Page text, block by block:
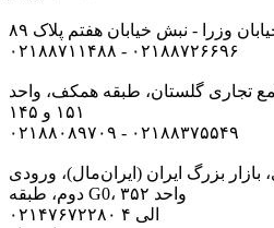
وزرا - نبش خیابان هفتم پلاک ۸۹
۰۲۱۸۸۷۱۱۴۸۸ - ۰۲۱۸۸۷۲۶۶۹۶
تجاری گلستان، طبقه همکف، واحد
۱۵۱ و ۱۴۵
۰۲۱۸۸۰۸۹۷۰۹ - ۰۲۱۸۸۳۷۵۵۴۹
بازار بزرگ ایران (ایران‌مال)، ورودی
دوم، طبقه G0، واحد ۳۵۲
۰۲۱۴۷۶۷۲۲۸۰ الی ۴